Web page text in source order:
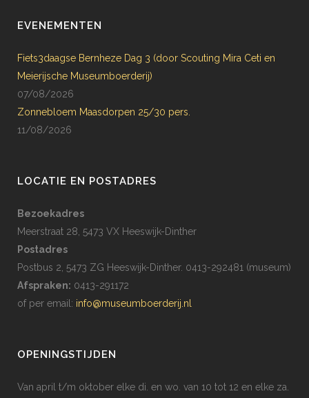
EVENEMENTEN
Fiets3daagse Bernheze Dag 3 (door Scouting Mira Ceti en
Meierijsche Museumboerderij)
07/08/2026
Zonnebloem Maasdorpen 25/30 pers.
11/08/2026
LOCATIE EN POSTADRES
Bezoekadres
Meerstraat 28, 5473 VX Heeswijk-Dinther
Postadres
Postbus 2, 5473 ZG Heeswijk-Dinther. 0413-292481 (museum)
Afspraken: 0413-291172
of per email: info@museumboerderij.nl
OPENINGSTIJDEN
Van april t/m oktober elke di. en wo. van 10 tot 12 en elke za.